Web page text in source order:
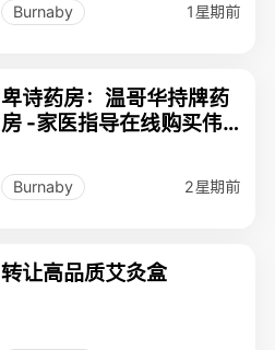
Burnaby 1星期前
卑诗药房：温哥华持牌药
房 -家医指导在线购买伟
人去诊所
Burnaby 2星期前
转让高品质艾灸盒